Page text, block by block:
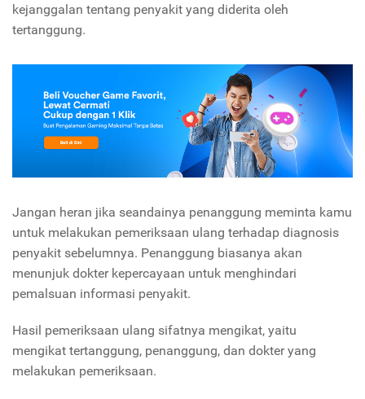
kejanggalan tentang penyakit yang diderita oleh
tertanggung.
Jangan heran jika seandainya penanggung meminta kamu
untuk melakukan pemeriksaan ulang terhadap diagnosis
penyakit sebelumnya. Penanggung biasanya akan
menunjuk dokter kepercayaan untuk menghindari
pemalsuan informasi penyakit.
Hasil pemeriksaan ulang sifatnya mengikat, yaitu
mengikat tertanggung, penanggung, dan dokter yang
melakukan pemeriksaan.